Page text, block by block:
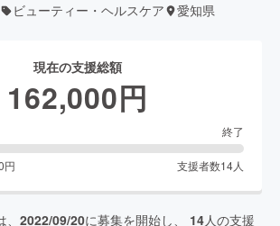
ビューティー・ヘルスケア 愛知県
現在の支援総額
162,000円
終了
円 支援者数14人
2022/09/20に募集を開始し、 14人の支援